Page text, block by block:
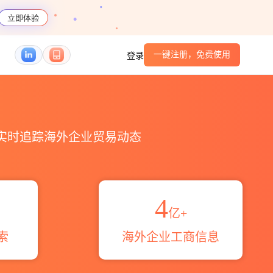
立即体验
登录 一键注册，免费使用
时追踪海外企业贸易动态
4亿+
海外企业工商信息